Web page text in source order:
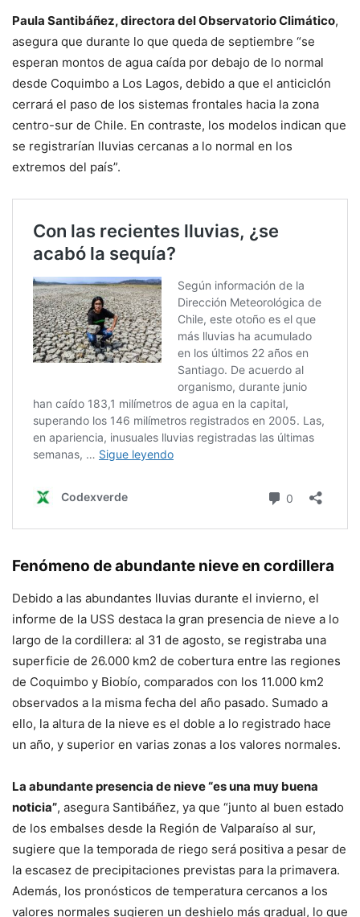
Paula Santibáñez, directora del Observatorio Climático,
asegura que durante lo que queda de septiembre “se
esperan montos de agua caída por debajo de lo normal
desde Coquimbo a Los Lagos, debido a que el anticiclón
cerrará el paso de los sistemas frontales hacia la zona
centro-sur de Chile. En contraste, los modelos indican que
se registrarían lluvias cercanas a lo normal en los
extremos del país”.
Fenómeno de abundante nieve en cordillera
Debido a las abundantes lluvias durante el invierno, el
informe de la USS destaca la gran presencia de nieve a lo
largo de la cordillera: al 31 de agosto, se registraba una
superficie de 26.000 km2 de cobertura entre las regiones
de Coquimbo y Biobío, comparados con los 11.000 km2
observados a la misma fecha del año pasado. Sumado a
ello, la altura de la nieve es el doble a lo registrado hace
un año, y superior en varias zonas a los valores normales.
La abundante presencia de nieve “es una muy buena
noticia”, asegura Santibáñez, ya que “junto al buen estado
de los embalses desde la Región de Valparaíso al sur,
sugiere que la temporada de riego será positiva a pesar de
la escasez de precipitaciones previstas para la primavera.
Además, los pronósticos de temperatura cercanos a los
valores normales sugieren un deshielo más gradual, lo que